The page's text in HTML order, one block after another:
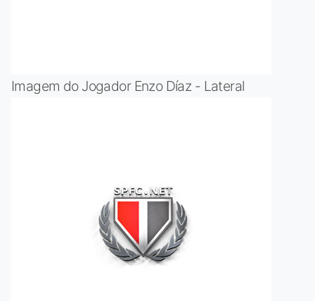
Imagem do Jogador Enzo Díaz - Lateral